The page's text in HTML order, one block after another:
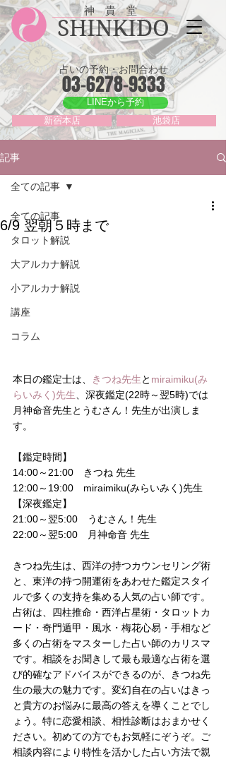
神 貴 堂
SHINKIDO
占いの予約・お問合わせ
03-6278-9333
LINEから予約
新宿本店 池袋店
記事
全ての記事
タロット解説
大アルカナ解説
小アルカナ解説
講座
コラム
全ての記事
6/9 翌朝５時まで
本日の鑑定士は、 きつね先生と miraimiku(み
らいみく)先生 、深夜鑑定(22時～翌5時)では
月神命音先生とうむさん！先生が出演しま
す。
【鑑定時間】
14:00～21:00　きつね 先生
12:00～19:00　miraimiku(みらいみく)先生
【深夜鑑定】
21:00～翌5:00　うむさん！先生
22:00～翌5:00　月神命音 先生
きつね先生は、西洋の持つカウンセリング術
と、東洋の持つ開運術をあわせた鑑定スタイ
ルで多くの支持を集める人気の占い師です。
占術は、四柱推命・西洋占星術・タロットカ
ード・奇門遁甲・風水・梅花心易・手相など
多くの占術をマスターした占い師のカリスマ
です。相談をお聞きして最も最適な占術を選
び的確なアドバイスができるのが、きつね先
生の最大の魅力です。変幻自在の占いはきっ
と貴方のお悩みに最高の答えを導くことでし
ょう。特に恋愛相談、相性診断はおまかせく
ださい。初めての方でもお気軽にぞうぞ。ご
相談内容により特性を活かした占い方法で親